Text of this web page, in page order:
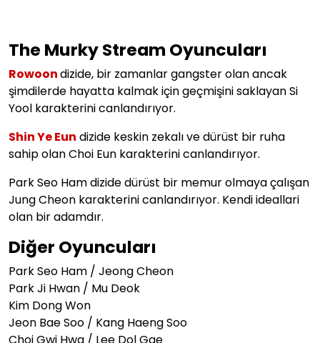
The Murky Stream Oyuncuları
Rowoondizide, bir zamanlar gangster olan ancak
şimdilerde hayatta kalmak için geçmişini saklayan Si
Yool karakterini canlandırıyor.
Shin Ye Eun dizide keskin zekalı ve dürüst bir ruha
sahip olan Choi Eun karakterini canlandırıyor.
Park Seo Ham dizide dürüst bir memur olmaya çalışan
Jung Cheon karakterini canlandırıyor. Kendi ideallari
olan bir adamdır.
Diğer Oyuncuları
Park Seo Ham / Jeong Cheon
Park Ji Hwan / Mu Deok
Kim Dong Won
Jeon Bae Soo / Kang Haeng Soo
Choi Gwi Hwa / Lee Dol Gae